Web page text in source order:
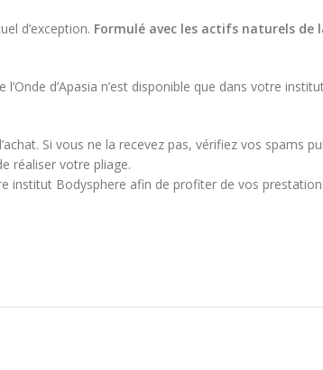
d’exception. Formulé avec les actifs naturels de
d’Apasia n’est disponible que dans votre
Si vous ne la recevez pas, vérifiez vos spams
réaliser votre pliage.
institut Bodysphere afin de profiter de vos